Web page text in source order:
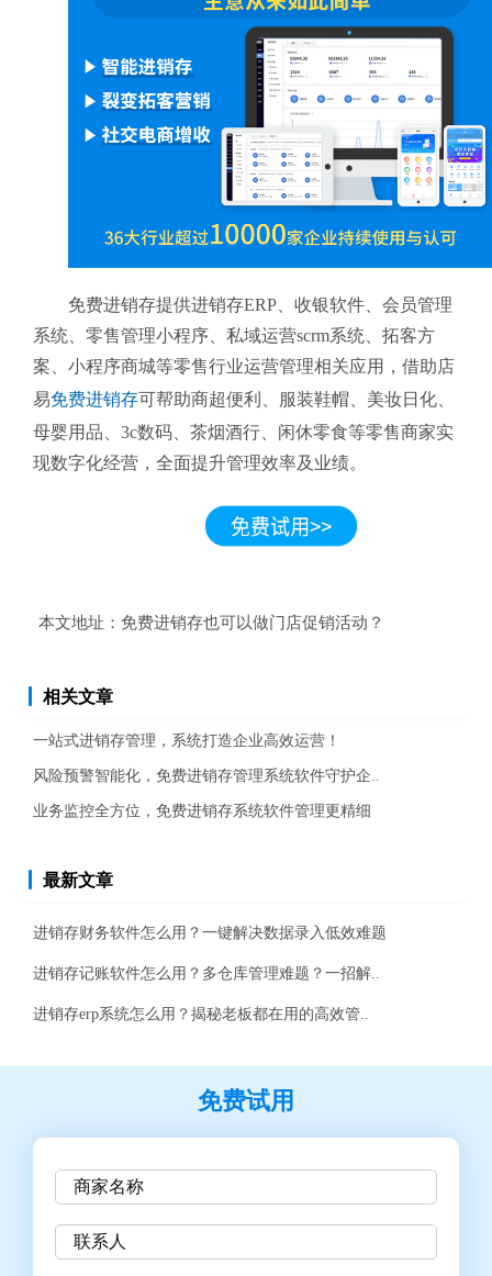
免费进销存提供进销存ERP、收银软件、会员管理
系统、零售管理小程序、私域运营scrm系统、拓客方
案、小程序商城等零售行业运营管理相关应用，借助店
易免费进销存可帮助商超便利、服装鞋帽、美妆日化、
母婴用品、3c数码、茶烟酒行、闲休零食等零售商家实
现数字化经营，全面提升管理效率及业绩。
本文地址： 免费进销存也可以做门店促销活动？
相关文章
一站式进销存管理，系统打造企业高效运营！
风险预警智能化，免费进销存管理系统软件守护企..
业务监控全方位，免费进销存系统软件管理更精细
最新文章
进销存财务软件怎么用？一键解决数据录入低效难题
进销存记账软件怎么用？多仓库管理难题？一招解..
进销存erp系统怎么用？揭秘老板都在用的高效管..
免费试用